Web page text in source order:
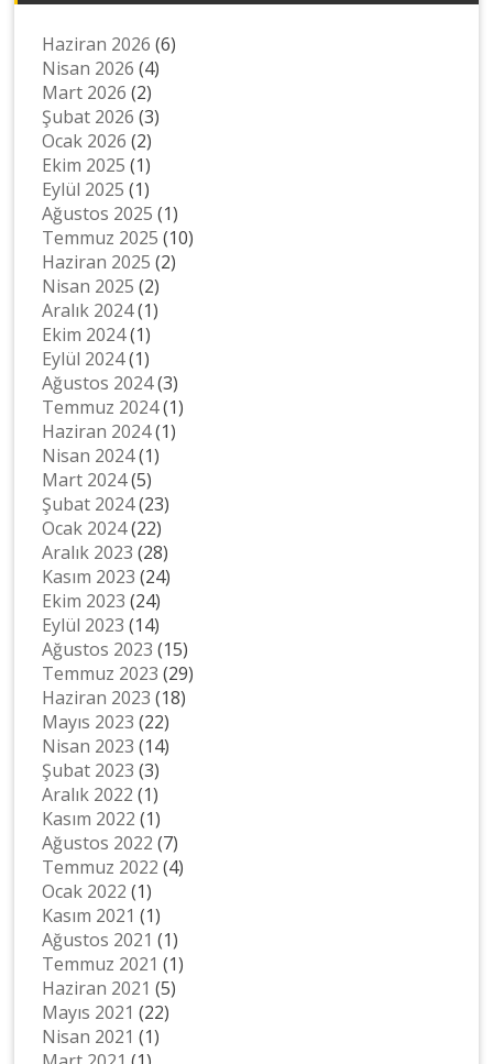
Haziran 2026 (6)
Nisan 2026 (4)
Mart 2026 (2)
Şubat 2026 (3)
Ocak 2026 (2)
Ekim 2025 (1)
Eylül 2025 (1)
Ağustos 2025 (1)
Temmuz 2025 (10)
Haziran 2025 (2)
Nisan 2025 (2)
Aralık 2024(1)
Ekim 2024(1)
Eylül 2024(1)
Ağustos 2024(3)
Temmuz 2024(1)
Haziran 2024(1)
Nisan 2024(1)
Mart 2024(5)
Şubat 2024(23)
Ocak 2024(22)
Aralık 2023 (28)
Kasım 2023 (24)
Ekim 2023 (24)
Eylül 2023 (14)
Ağustos 2023 (15)
Temmuz 2023 (29)
Haziran 2023 (18)
Mayıs 2023 (22)
Nisan 2023 (14)
Şubat 2023 (3)
Aralık 2022 (1)
Kasım 2022 (1)
Ağustos 2022 (7)
Temmuz 2022 (4)
Ocak 2022 (1)
Kasım 2021 (1)
Ağustos 2021 (1)
Temmuz 2021 (1)
Haziran 2021 (5)
Mayıs 2021 (22)
Nisan 2021 (1)